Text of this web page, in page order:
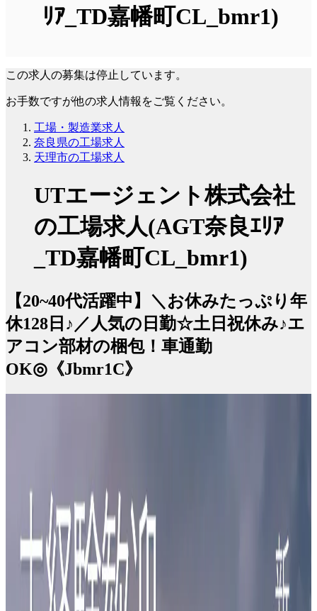
ﾘｱ_TD嘉幡町CL_bmr1)
この求人の募集は停止しています。
お手数ですが他の求人情報をご覧ください。
工場・製造業求人
奈良県の工場求人
天理市の工場求人
UTエージェント株式会社
の工場求人(AGT奈良ｴﾘｱ
_TD嘉幡町CL_bmr1)
【20~40代活躍中】＼お休みたっぷり年
休128日♪／人気の日勤☆土日祝休み♪エ
アコン部材の梱包！車通勤
OK◎《Jbmr1C》